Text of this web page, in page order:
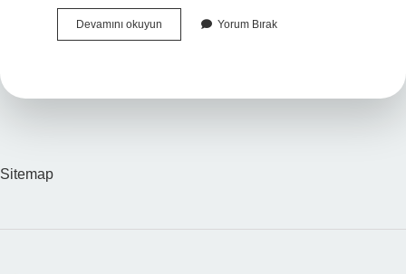
Devamını okuyun Erozyon
Biyolojik
Yorum Bırak
Sitemap